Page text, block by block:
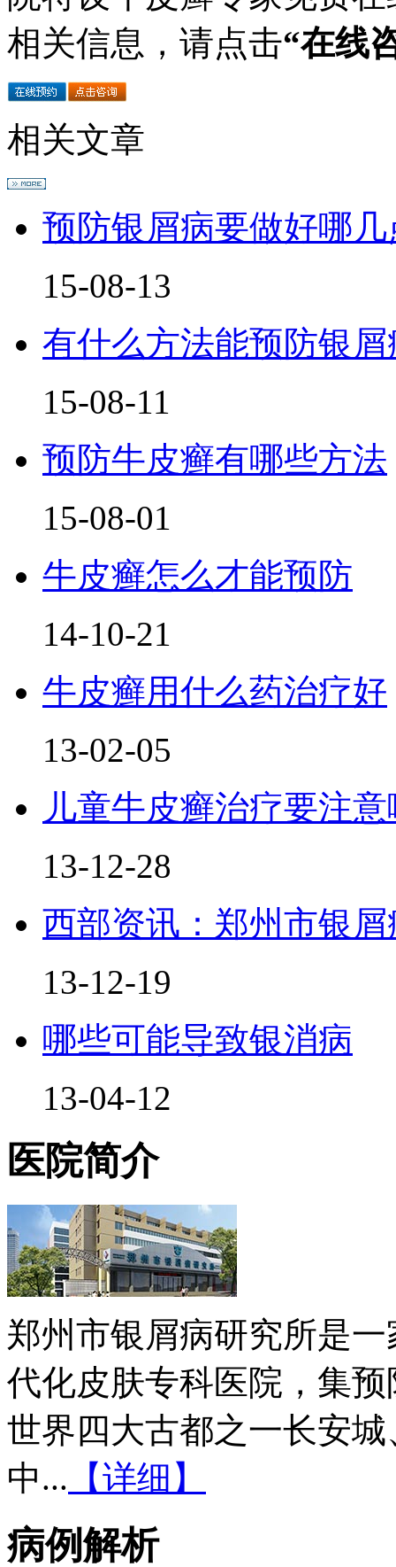
相关信息，请点击“在线
相关文章
预防银屑病要做好哪几
15-08-13
有什么方法能预防银
15-08-11
预防牛皮癣有哪些方法
15-08-01
牛皮癣怎么才能预防
14-10-21
牛皮癣用什么药治疗好
13-02-05
儿童牛皮癣治疗要注
13-12-28
西部资讯：郑州市银
13-12-19
哪些可能导致银消病
13-04-12
医院简介
郑州市银屑病研究所是
代化皮肤专科医院，集
世界四大古都之一长安
中... 【详细】
病例解析